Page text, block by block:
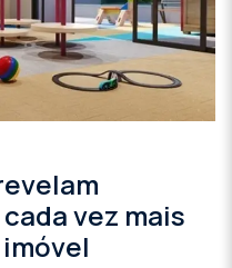
vez mais